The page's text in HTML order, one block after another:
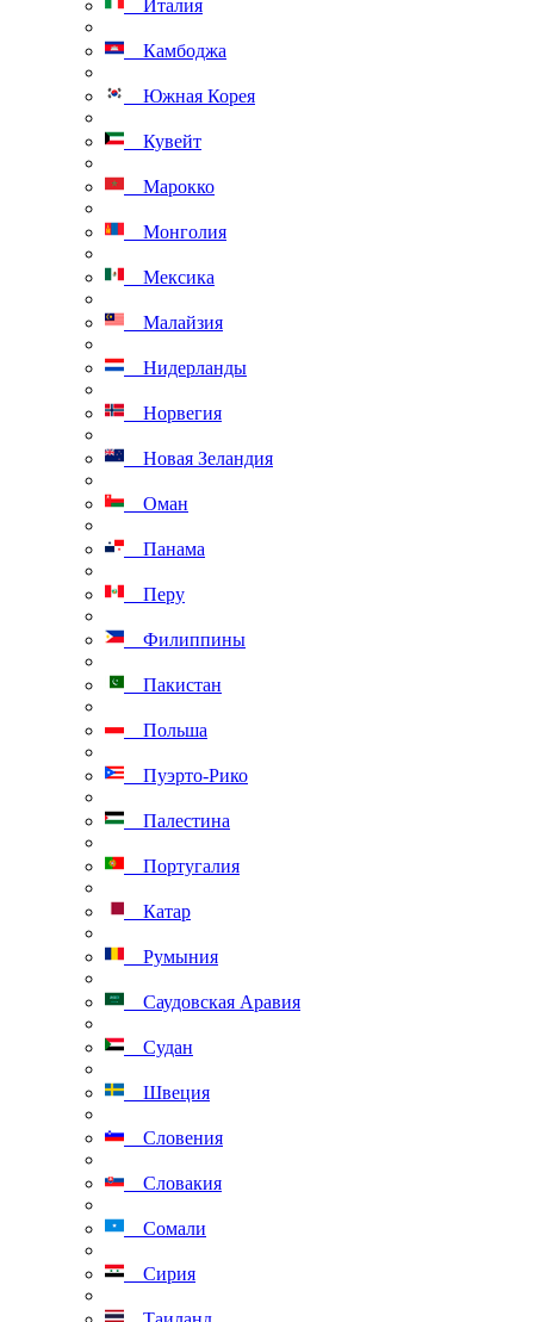
Италия
Камбоджа
Южная Корея
Кувейт
Марокко
Монголия
Мексика
Малайзия
Нидерланды
Норвегия
Новая Зеландия
Оман
Панама
Перу
Филиппины
Пакистан
Польша
Пуэрто-Рико
Палестина
Португалия
Катар
Румыния
Саудовская Аравия
Судан
Швеция
Словения
Словакия
Сомали
Сирия